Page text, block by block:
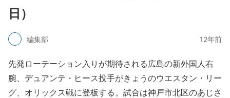
日）
編集部 12年前
先発ローテーション入りが期待される広島の新外国人右
腕、デュアンテ・ヒース投手がきょうのウエスタン・リー
グ、オリックス戦に登板する。試合は神戸市北区のあじさ